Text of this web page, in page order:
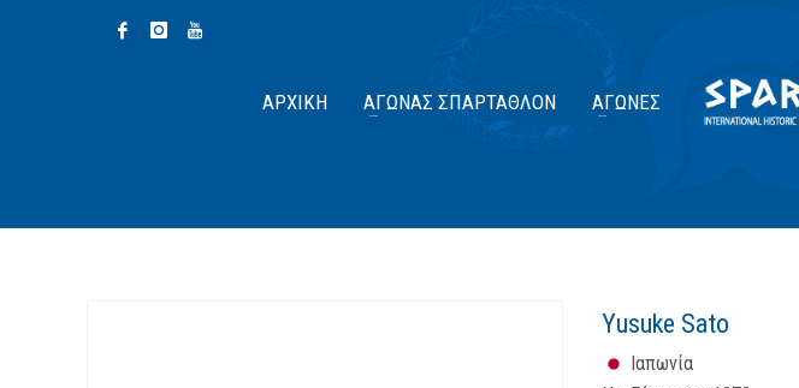
ΑΡΧΙΚΉ ΑΓΏΝΑΣ ΣΠΆΡΤΑΘΛΟΝ ΑΓΏΝΕΣ
Yusuke Sato
Ιαπωνία